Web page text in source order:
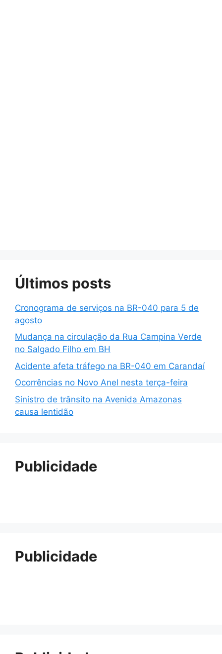
Últimos posts
Cronograma de serviços na BR-040 para 5 de
agosto
Mudança na circulação da Rua Campina Verde
no Salgado Filho em BH
Acidente afeta tráfego na BR-040 em Carandaí
Ocorrências no Novo Anel nesta terça-feira
Sinistro de trânsito na Avenida Amazonas
causa lentidão
Publicidade
Publicidade